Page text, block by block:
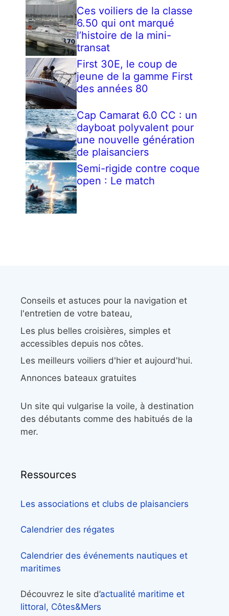
Ces voiliers de la classe
6.50 qui ont marqué
l’histoire de la mini-
transat
First 30E, le coup de
jeune de la gamme First
des années 80
Cap Camarat 6.0 CC : un
dayboat polyvalent pour
une nouvelle génération
de plaisanciers
Semi-rigide contre coque
open : Le match
Conseils et astuces pour la navigation et
l'entretien de votre bateau,
Les plus belles croisières, simples et
accessibles depuis nos côtes.
Les meilleurs voiliers d'hier et aujourd'hui.
Annonces bateaux gratuites
Un site qui vulgarise la voile, à destination
des débutants comme des habitués de la
mer.
Ressources
Les associations et clubs de plaisanciers
Calendrier des régates
Calendrier des événements nautiques et
maritimes
Découvrez le site d’actualité maritime et
littoral, Côtes&Mers